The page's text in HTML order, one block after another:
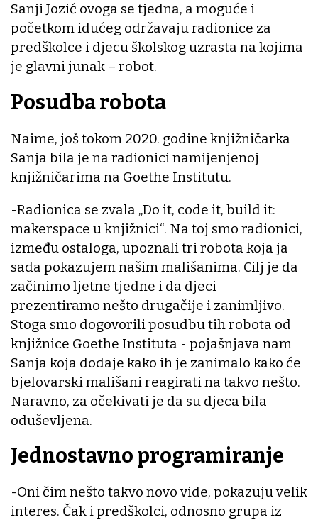
Sanji Jozić ovoga se tjedna, a moguće i
početkom idućeg održavaju radionice za
predškolce i djecu školskog uzrasta na kojima
je glavni junak – robot.
Posudba robota
Naime, još tokom 2020. godine knjižničarka
Sanja bila je na radionici namijenjenoj
knjižničarima na Goethe Institutu.
-Radionica se zvala „Do it, code it, build it:
makerspace u knjižnici“. Na toj smo radionici,
između ostaloga, upoznali tri robota koja ja
sada pokazujem našim mališanima. Cilj je da
začinimo ljetne tjedne i da djeci
prezentiramo nešto drugačije i zanimljivo.
Stoga smo dogovorili posudbu tih robota od
knjižnice Goethe Instituta - pojašnjava nam
Sanja koja dodaje kako ih je zanimalo kako će
bjelovarski mališani reagirati na takvo nešto.
Naravno, za očekivati je da su djeca bila
oduševljena.
Jednostavno programiranje
-Oni čim nešto takvo novo vide, pokazuju velik
interes. Čak i predškolci, odnosno grupa iz